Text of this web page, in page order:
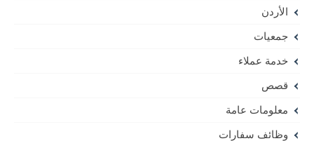
الأردن
جمعيات
خدمة عملاء
قصص
معلومات عامة
وظائف سفارات